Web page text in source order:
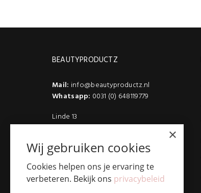
BEAUTYPRODUCTZ
Mail: info@beautyproductz.nl
Whatsapp: 0031 (0) 648119779
Linde 13
5509 NH Veldhoven
×
Wij gebruiken cookies
Cookies helpen ons je ervaring te
verbeteren. Bekijk ons privacybeleid